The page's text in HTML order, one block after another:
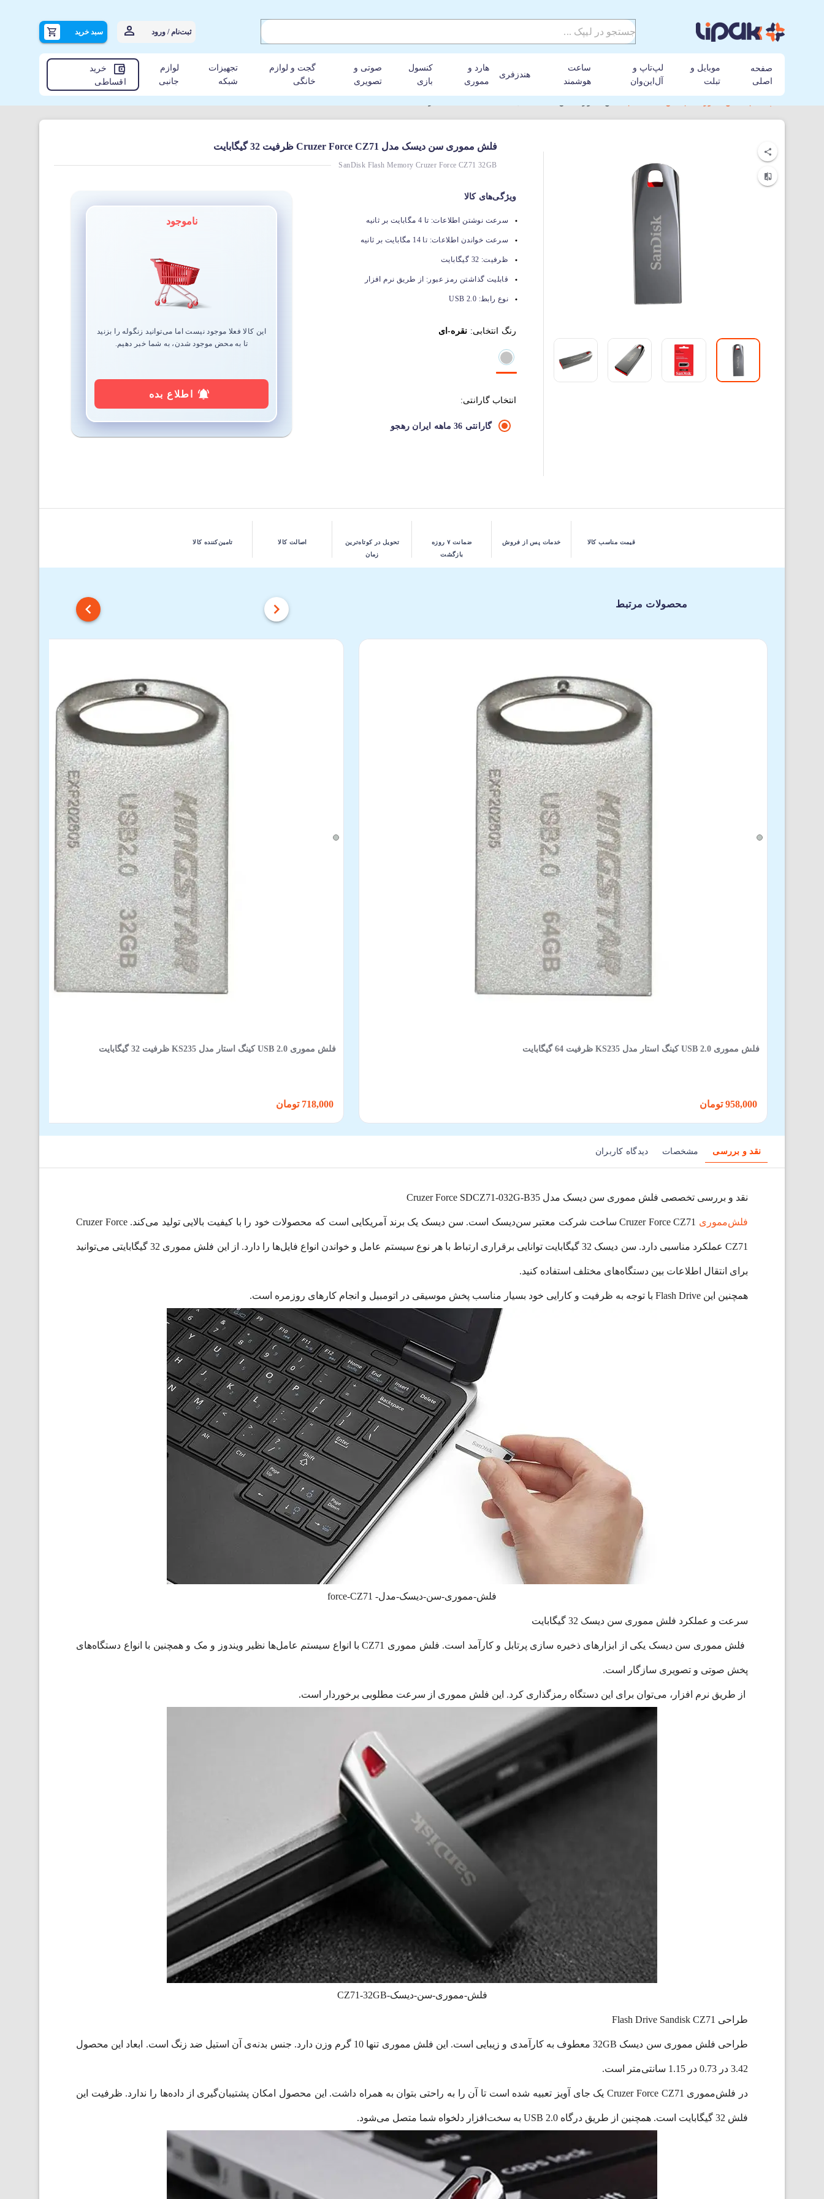
ثبت‌نام / ورود سبد خرید
صفحه
اصلی
موبایل و
تبلت
لپ‌تاپ و
آل‌این‌وان
ساعت
هوشمند
هندزفری
هارد و
مموری
کنسول
بازی
صوتی و
تصویری
گجت و لوازم
خانگی
تجهیزات
شبکه
لوازم
جانبی
خرید
اقساطی
فلش مموری سن دیسک مدل Cruzer Force CZ71 ظرفیت 32 گیگابایت
SanDisk Flash Memory Cruzer Force CZ71 32GB
ویژگی‌های کالا
سرعت نوشتن اطلاعات: تا 4 مگابایت بر ثانیه
سرعت خواندن اطلاعات: تا 14 مگابایت بر ثانیه
ظرفیت: 32 گیگابایت
قابلیت گذاشتن رمز عبور: از طریق نرم افزار
نوع رابط: USB 2.0
رنگ انتخابی: نقره-ای
انتخاب گارانتی:
گارانتی 36 ماهه ایران رهجو
ناموجود
این کالا فعلا موجود نیست اما می‌توانید زنگوله را بزنید
تا به محض موجود شدن، به شما خبر دهیم.
اطلاع بده
قیمت مناسب کالا خدمات پس از فروش
ضمانت ۷ روزه
بازگشت
تحویل در کوتاه‌ترین
زمان
اصالت کالا تامین‌کننده کالا
محصولات مرتبط
فلش مموری USB 2.0 کینگ استار مدل KS235 ظرفیت 64 گیگابایت فلش مموری USB 2.0 کینگ استار مدل KS235 ظرفیت 32 گیگابایت
نقد و بررسی مشخصات دیدگاه کاربران
نقد و بررسی تخصصی فلش مموری سن دیسک مدل Cruzer Force SDCZ71-032G-B35
فلش‌مموری Cruzer Force CZ71 ساخت شرکت معتبر سن‌دیسک است. سن دیسک یک برند آمریکایی است که محصولات خود را با کیفیت بالایی تولید می‌کند. Cruzer Force
CZ71 عملکرد مناسبی دارد. سن دیسک 32 گیگابایت توانایی برقراری ارتباط با هر نوع سیستم عامل و خواندن انواع فایل‌ها را دارد. از این فلش مموری 32 گیگابایتی می‌توانید
برای انتقال اطلاعات بین دستگاه‌های مختلف استفاده کنید.
همچنین این Flash Drive با توجه به ظرفیت و کارایی خود بسیار مناسب پخش موسیقی در اتومبیل و انجام‌ کارهای روزمره است.
فلش-مموری-سن-دیسک-مدل- force-CZ71
سرعت و عملکرد فلش مموری سن دیسک 32 گیگابایت
فلش مموری سن دیسک یکی از ابزارهای ذخیره سازی پرتابل و کارآمد است. فلش مموری CZ71 با انواع سیستم‌ عامل‌ها نظیر ویندوز و مک و همچنین با انواع دستگاه‌های
پخش صوتی و تصویری سازگار است.
از طریق نرم افزار، می‌توان برای این دستگاه رمزگذاری کرد. این فلش مموری از سرعت مطلوبی برخوردار است.
فلش-مموری-سن-دیسک-CZ71-32GB
طراحی Flash Drive Sandisk CZ71
طراحی فلش مموری سن دیسک 32GB معطوف به کارآمدی و زیبایی است. این فلش مموری تنها 10 گرم وزن دارد. جنس بدنه‌ی آن استیل ضد زنگ است. ابعاد این محصول
3.42 در 0.73 در 1.15 سانتی‌متر است.
در فلش‌مموری Cruzer Force CZ71 یک جای آویز تعبیه شده است تا آن را به راحتی بتوان به همراه داشت. این محصول امکان پشتیبان‌گیری از داده‌ها را ندارد. ظرفیت این
فلش 32 گیگابایت است. همچنین از طریق درگاه USB 2.0 به سخت‌افزار دلخواه شما متصل می‌شود.